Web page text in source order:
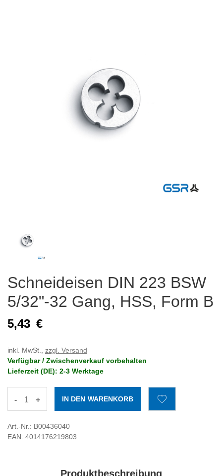
Schneideisen DIN 223 BSW
5/32"-32 Gang, HSS, Form B
5,43 €
inkl. MwSt., zzgl. Versand
Verfügbar / Zwischenverkauf vorbehalten
Lieferzeit (DE): 2-3 Werktage
- +
Art.-Nr.: B00436040
EAN: 4014176219803
Produktbeschreibung